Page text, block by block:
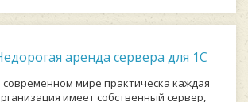
аренда сервера для 1С
современном мире практическа каждая
имеет собственный сервер,